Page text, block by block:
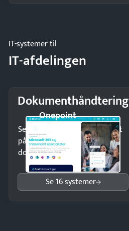
IT-systemer til
IT-afdelingen
Dokumenthåndtering
Onepoint
Send kontrakter til underskrift
på minutter og mist ingen
dokumenter.
Se 16 systemer